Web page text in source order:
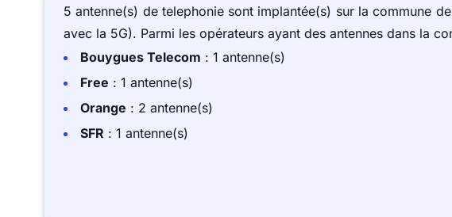
5 antenne(s) de telephonie sont implantée(s) sur la commune
avec la 5G). Parmi les opérateurs ayant des antennes dans la
Bouygues Telecom : 1 antenne(s)
Free : 1 antenne(s)
Orange : 2 antenne(s)
SFR : 1 antenne(s)